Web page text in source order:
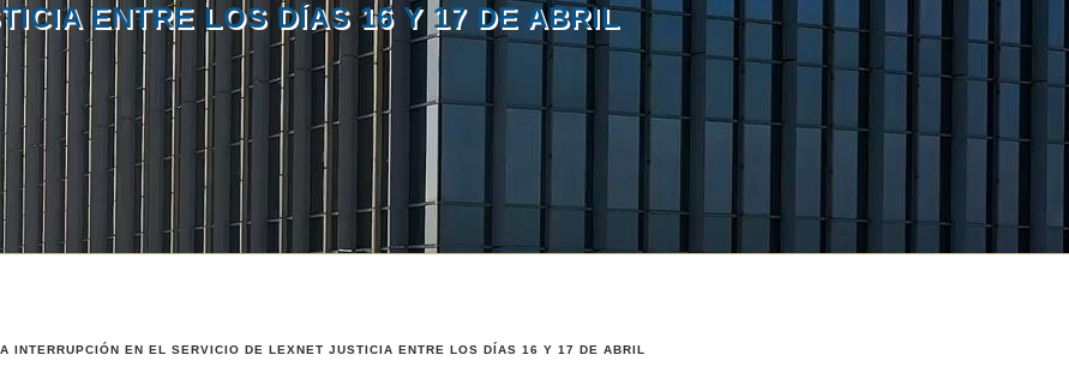
ENTRE LOS DÍAS 16 Y 17 DE ABRIL
INTERRUPCIÓN EN EL SERVICIO DE LEXNET JUSTICIA ENTRE LOS DÍAS 16 Y 17 DE ABRIL